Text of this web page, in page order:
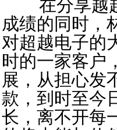
在分享越越
成绩的同时，
对超越电子的
时的一家客户
展，从担心发
款，到时至今
长，离不开每